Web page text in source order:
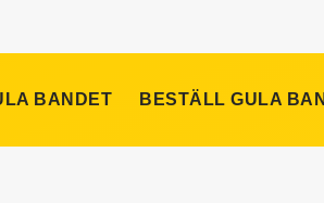
BANDET BESTÄLL GULA